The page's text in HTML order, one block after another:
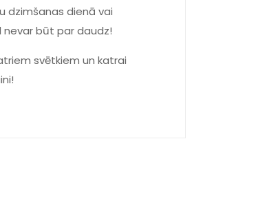
dzimšanas dienā vai
nevar būt par daudz!
svētkiem un katrai